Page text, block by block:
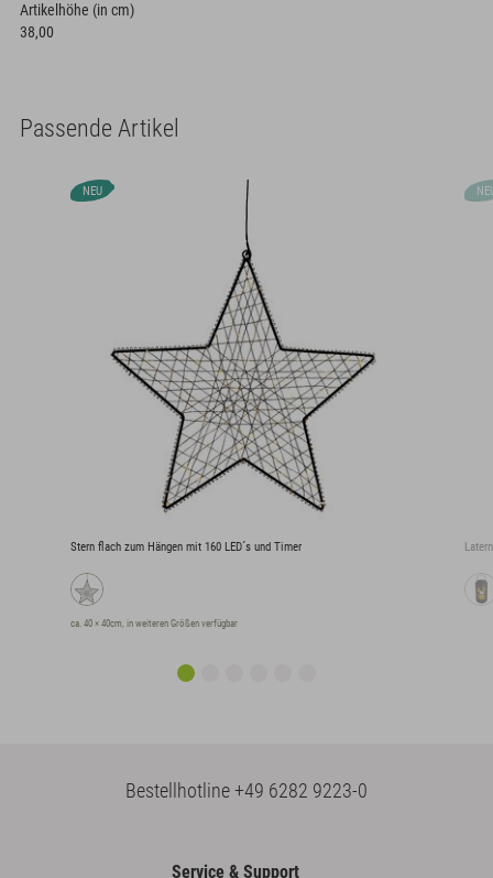
Artikelhöhe (in cm)
38,00
Passende Artikel
NEU
Stern flach zum Hängen mit 160 LED´s und Timer
ca. 40 × 40cm, in weiteren Größen verfügbar
Bestellhotline+49 6282 9223-0
Service & Support